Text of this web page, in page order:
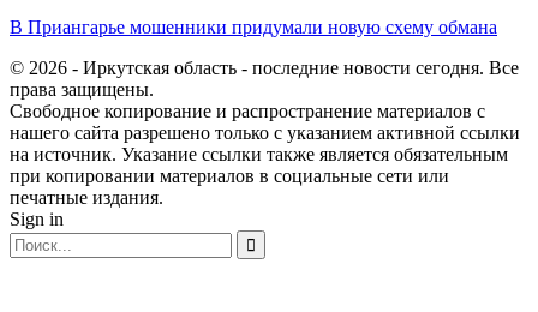
В Приангарье мошенники придумали новую схему обмана
© 2026 - Иркутская область - последние новости сегодня. Все
права защищены.
Свободное копирование и распространение материалов с
нашего сайта разрешено только с указанием активной ссылки
на источник. Указание ссылки также является обязательным
при копировании материалов в социальные сети или
печатные издания.
Sign in